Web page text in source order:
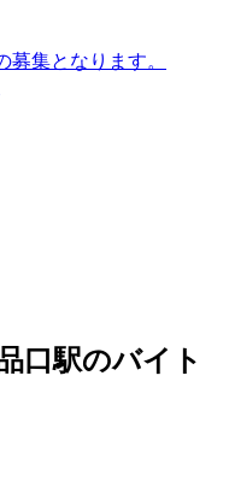
集となります。
口駅のバイト